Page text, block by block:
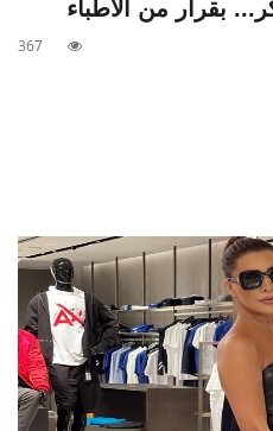
بقرار من الأطباء
367